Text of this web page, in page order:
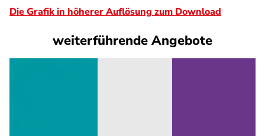
Die Grafik in höherer Auflösung zum Download
weiterführende Angebote